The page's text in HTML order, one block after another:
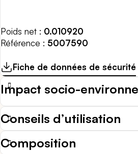
Poids net
0.010920
Référence
5007590
Fiche de données de sécurité
Impact socio-
Conseils d’utilisation
Composition